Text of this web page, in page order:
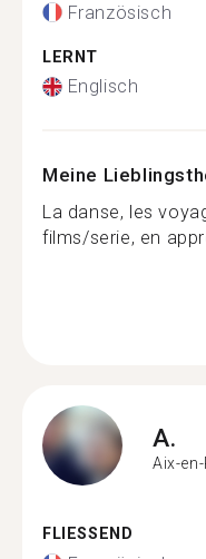
Französisch
LERNT
Englisch
Meine
La danse, les
films/serie, en
A.
Aix-
FLIESSEND